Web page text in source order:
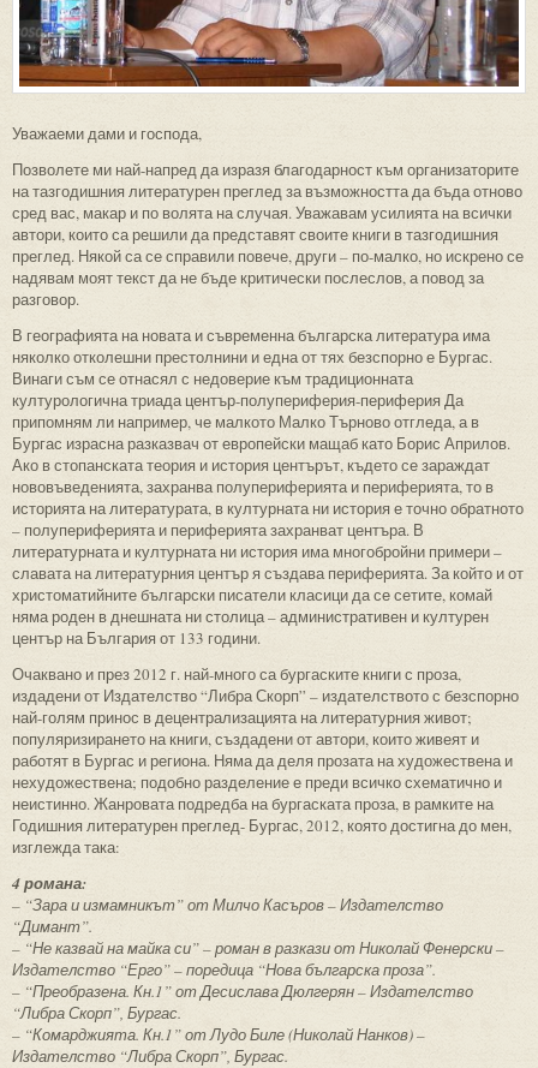
Уважаеми дами и господа,
Позволете ми най-напред да изразя благодарност към организаторите
на тазгодишния литературен преглед за възможността да бъда отново
сред вас, макар и по волята на случая. Уважавам усилията на всички
автори, които са решили да представят своите книги в тазгодишния
преглед. Някой са се справили повече, други – по-малко, но искрено се
надявам моят текст да не бъде критически послеслов, а повод за
разговор.
В географията на новата и съвременна българска литература има
няколко отколешни престолнини и една от тях безспорно е Бургас.
Винаги съм се отнасял с недоверие към традиционната
културологична триада център-полупериферия-периферия Да
припомням ли например, че малкото Малко Търново отгледа, а в
Бургас израсна разказвач от европейски мащаб като Борис Априлов.
Ако в стопанската теория и история центърът, където се зараждат
нововъведенията, захранва полупериферията и периферията, то в
историята на литературата, в културната ни история е точно обратното
– полупериферията и периферията захранват центъра. В
литературната и културната ни история има многобройни примери –
славата на литературния център я създава периферията. За който и от
христоматийните български писатели класици да се сетите, комай
няма роден в днешната ни столица – административен и културен
център на България от 133 години.
Очаквано и през 2012 г. най-много са бургаските книги с проза,
издадени от Издателство “Либра Скорп” – издателството с безспорно
най-голям принос в децентрализацията на литературния живот;
популяризирането на книги, създадени от автори, които живеят и
работят в Бургас и региона. Няма да деля прозата на художествена и
нехудожествена; подобно разделение е преди всичко схематично и
неистинно. Жанровата подредба на бургаската проза, в рамките на
Годишния литературен преглед- Бургас, 2012, която достигна до мен,
изглежда така:
4 романа:
– “Зара и измамникът” от Милчо Касъров – Издателство
“Димант”.
– “Не казвай на майка си” – роман в разкази от Николай Фенерски –
Издателство “Ерго” – поредица “Нова българска проза”.
– “Преобразена. Кн.1” от Десислава Дюлгерян – Издателство
“Либра Скорп”, Бургас.
– “Комарджията. Кн.1” от Лудо Биле (Николай Нанков) –
Издателство “Либра Скорп”, Бургас.